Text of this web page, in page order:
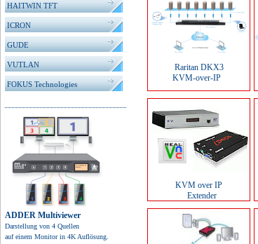
HAITWIN TFT
ICRON
GUDE
VUTLAN
FOKUS Technologies
ADDER Multiviewer
Darstellung von 4 Quellen
auf einem Monitor in 4K Auflösung.
Raritan DKX3
KVM-over-IP
KVM over IP
Extender